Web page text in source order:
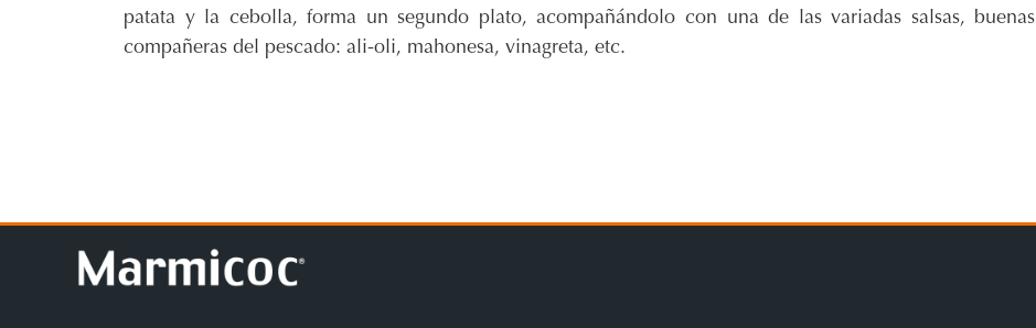
patata y la cebolla, forma un segundo plato, acompañándolo con una de las variadas salsas, buenas
compañeras del pescado: ali-oli, mahonesa, vinagreta, etc.